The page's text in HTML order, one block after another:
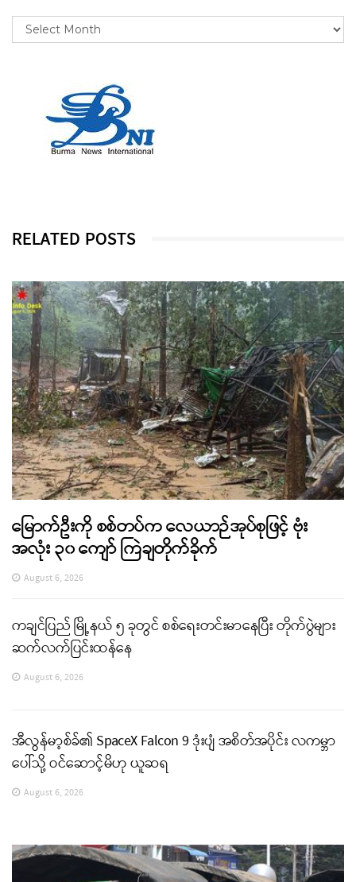
RELATED POSTS
မြောက်ဦးကို စစ်တပ်က လေယာဉ်အုပ်စုဖြင့် ဗုံး
အလုံး ၃၀ ကျော် ကြဲချတိုက်ခိုက်
August 6, 2026
ကချင်ပြည် မြို့နယ် ၅ ခုတွင် စစ်ရေးတင်းမာနေပြီး တိုက်ပွဲများ
ဆက်လက်ပြင်းထန်နေ
August 6, 2026
အီလွန်မာ့စ်ခ်၏ SpaceX Falcon 9 ဒုံးပျံ အစိတ်အပိုင်း လကမ္ဘာ
ပေါ်သို့ ဝင်ဆောင့်မိဟု ယူဆရ
August 6, 2026